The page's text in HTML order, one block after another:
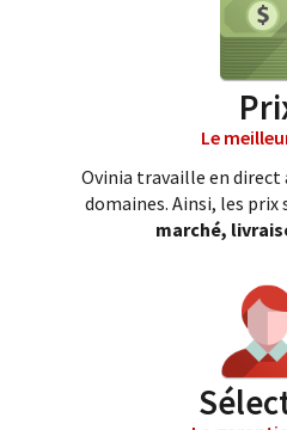
Le
Ovinia travaille en direct
domaines. Ainsi, les prix
marché,